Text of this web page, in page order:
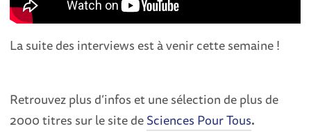
La suite des interviews est à venir cette semaine !
Retrouvez plus d’infos et une sélection de plus de
2000 titres sur le site deSciences Pour Tous.